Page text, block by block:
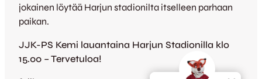
jokainen löytää Harjun stadionilta itselleen parhaan
paikan.
JJK-PS Kemi lauantaina Harjun Stadionilla klo
15.00 – Tervetuloa!